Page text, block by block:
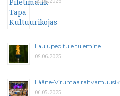
Laulupeo tule tulemine
09.06.2025
Lääne-Virumaa
06.05.2025